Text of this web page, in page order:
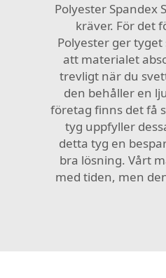
Polyester
kräver. För det
Polyester ger
att materialet
trevligt när du
den behåller en
företag finns det få
tyg uppfyller
detta tyg en
bra lösning. Vårt
med tiden, men